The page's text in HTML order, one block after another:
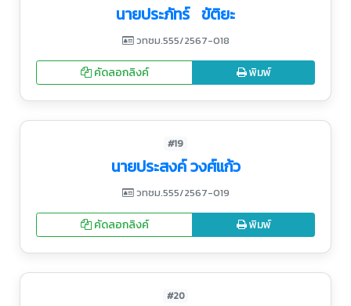
นายประภัทร์ ขัติยะ
วทชม.555/2567-018
คัดลอกลิงค์ พิมพ์
#19
นายประสงค์ วงศ์แก้ว
วทชม.555/2567-019
คัดลอกลิงค์ พิมพ์
#20